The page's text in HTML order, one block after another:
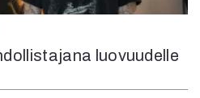
luovuudelle